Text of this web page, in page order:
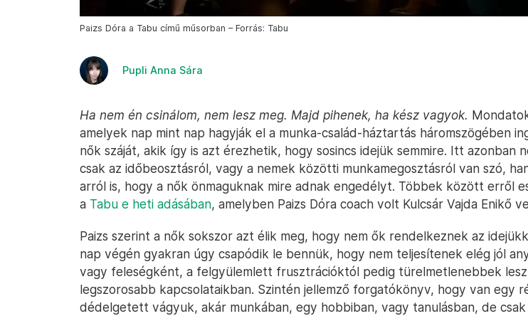
Paizs Dóra a Tabu című műsorban – Forrás: Tabu
Pupli Anna Sára
Ha nem én csinálom, nem lesz meg. Majd pihenek, ha kész vagyok.
amelyek nap mint nap hagyják el a munka-család-háztartás háromszögében
nők száját, akik így is azt érezhetik, hogy sosincs idejük semmire. Itt azonban
csak az időbeosztásról, vagy a nemek közötti munkamegosztásról van szó,
arról is, hogy a nők önmaguknak mire adnak engedélyt. Többek között erről
a Tabu e heti adásában, amelyben Paizs Dóra coach volt Kulcsár Vajda Enikő
Paizs szerint a nők sokszor azt élik meg, hogy nem ők rendelkeznek az
nap végén gyakran úgy csapódik le bennük, hogy nem teljesítenek elég jól
vagy feleségként, a felgyülemlett frusztrációktól pedig türelmetlenebbek
legszorosabb kapcsolataikban. Szintén jellemző forgatókönyv, hogy van egy
dédelgetett vágyuk, akár munkában, egy hobbiban, vagy tanulásban, de csak